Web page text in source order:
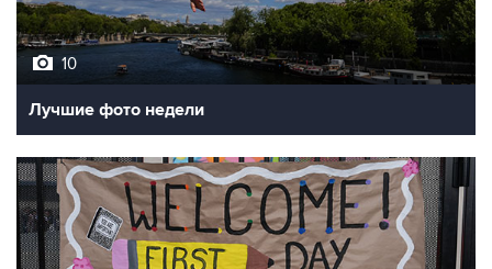
10
Лучшие фото недели